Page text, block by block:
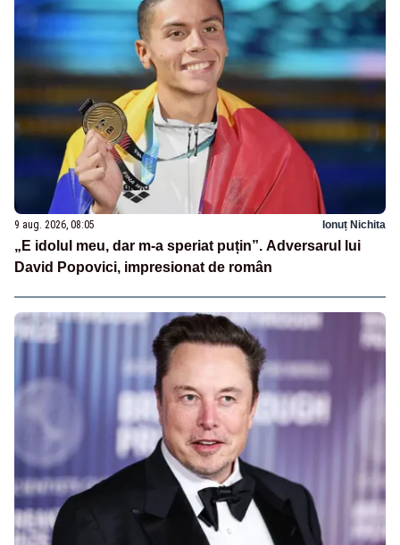
9 aug. 2026, 08:05 Ionuț Nichita
„E idolul meu, dar m-a speriat puțin”. Adversarul lui
David Popovici, impresionat de român